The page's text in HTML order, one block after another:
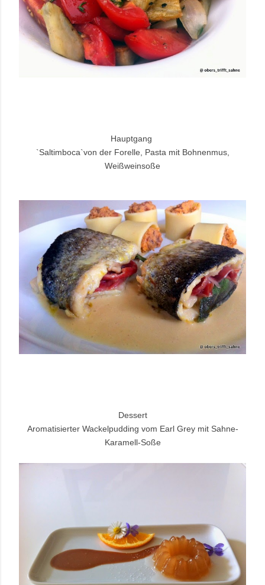
Hauptgang
`Saltimboca`von der Forelle, Pasta mit Bohnenmus,
Weißweinsoße
Dessert
Aromatisierter Wackelpudding vom Earl Grey mit Sahne-
Karamell-Soße